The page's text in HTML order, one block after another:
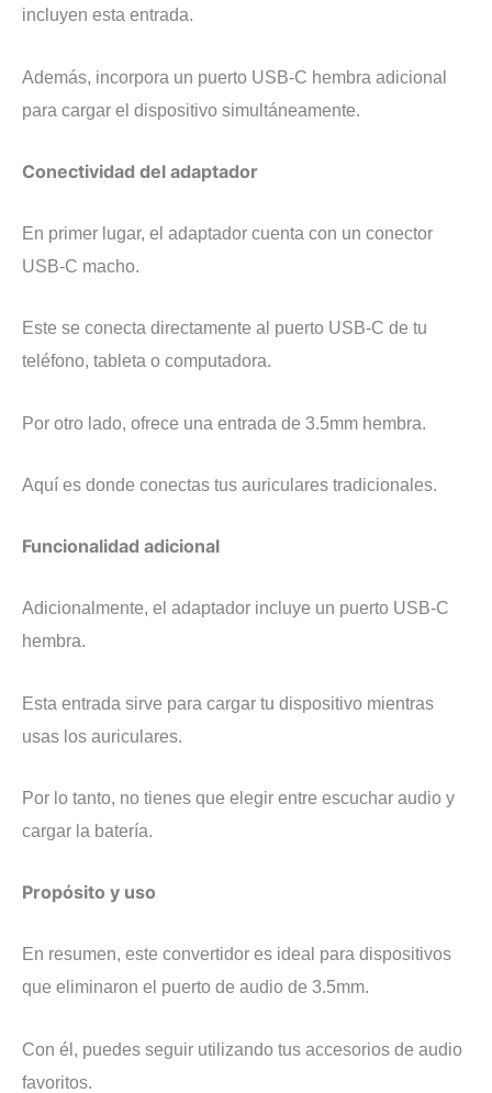
incluyen esta entrada.
Además, incorpora un puerto USB-C hembra adicional
para cargar el dispositivo simultáneamente.
Conectividad del adaptador
En primer lugar, el adaptador cuenta con un conector
USB-C macho.
Este se conecta directamente al puerto USB-C de tu
teléfono, tableta o computadora.
Por otro lado, ofrece una entrada de 3.5mm hembra.
Aquí es donde conectas tus auriculares tradicionales.
Funcionalidad adicional
Adicionalmente, el adaptador incluye un puerto USB-C
hembra.
Esta entrada sirve para cargar tu dispositivo mientras
usas los auriculares.
Por lo tanto, no tienes que elegir entre escuchar audio y
cargar la batería.
Propósito y uso
En resumen, este convertidor es ideal para dispositivos
que eliminaron el puerto de audio de 3.5mm.
Con él, puedes seguir utilizando tus accesorios de audio
favoritos.